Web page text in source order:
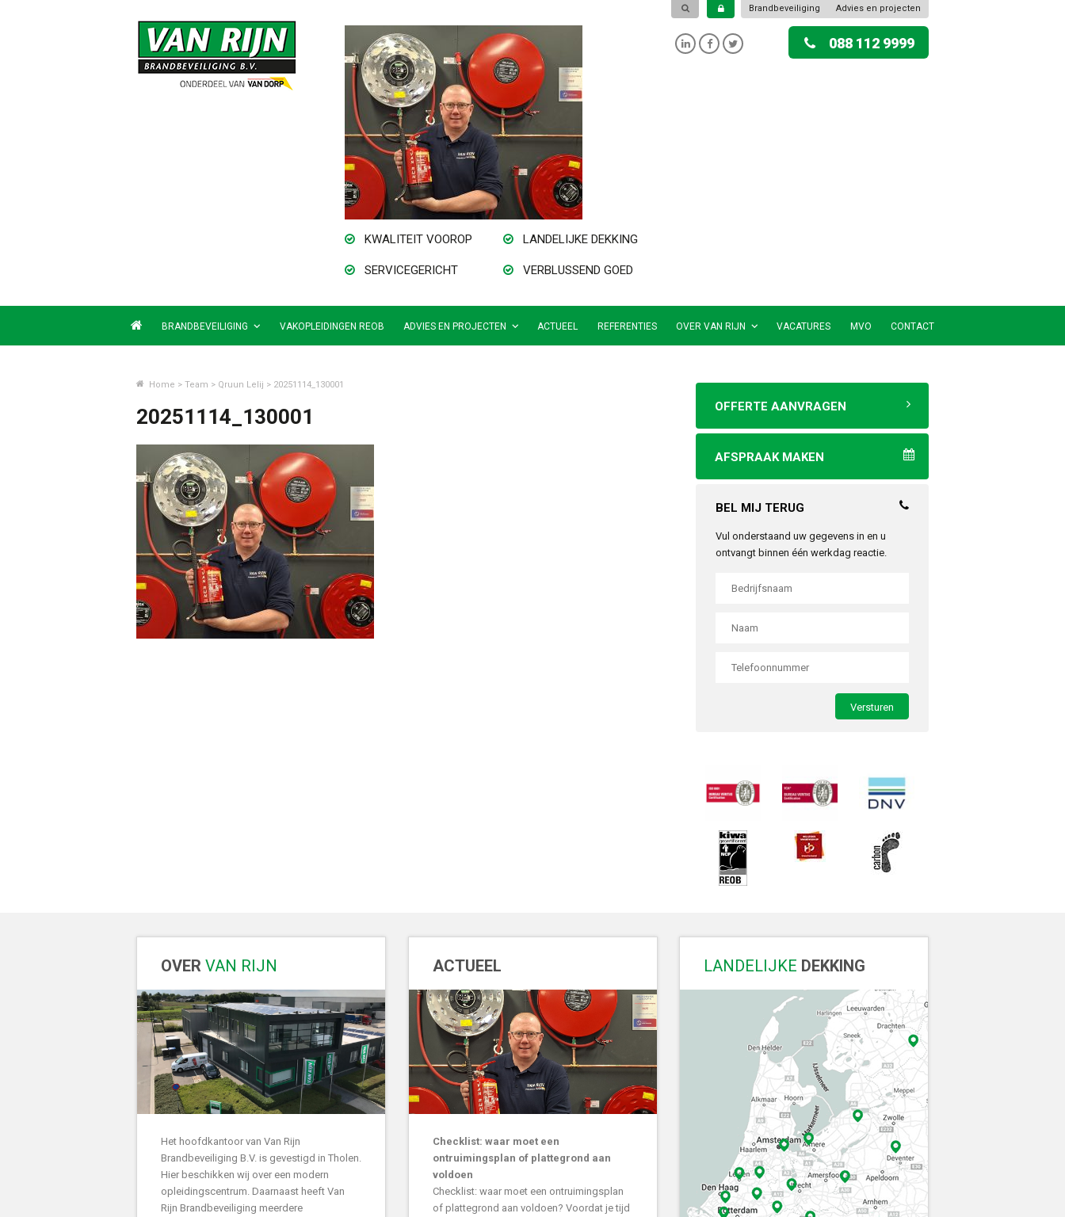
Brandbeveiliging Advies en projecten
KWALITEIT VOOROP LANDELIJKE DEKKING
SERVICEGERICHT VERBLUSSEND GOED
088 112 9999
BRANDBEVEILIGING VAKOPLEIDINGEN REOB ADVIES EN PROJECTEN ACTUEEL REFERENTIES OVER VAN RIJN VACATURES MVO CONTACT
Home > Team > Qruun Lelij > 20251114_130001
20251114_130001 OFFERTE AANVRAGEN
AFSPRAAK MAKEN
BEL MIJ TERUG
Vul onderstaand uw gegevens in en u
ontvangt binnen één werkdag reactie.
OVER VAN RIJN
Het hoofdkantoor van Van Rijn
Brandbeveiliging B.V. is gevestigd in Tholen.
Hier beschikken wij over een modern
opleidingscentrum. Daarnaast heeft Van
Rijn Brandbeveiliging meerdere
ACTUEEL
Checklist: waar moet een
ontruimingsplan of plattegrond aan
voldoen
Checklist: waar moet een ontruimingsplan
of plattegrond aan voldoen? Voordat je tijd
LANDELIJKE DEKKING